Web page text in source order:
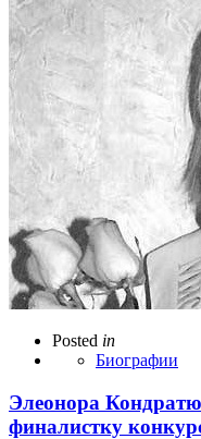
Posted in
Биографии
Элеонора
финалистку